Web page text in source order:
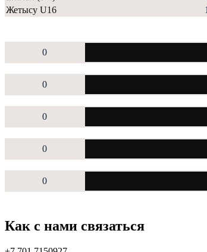
Жетысу U16
1
0
0
0
0
0
Как с нами связаться